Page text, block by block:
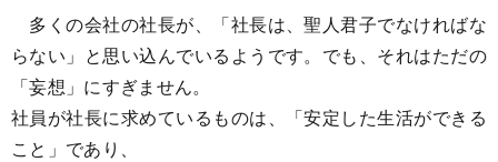
多くの会社の社長が、「社長は、聖人君子でなければな
らない」と思い込んでいるようです。でも、それはただの
「妄想」にすぎません。
社員が社長に求めているものは、「安定した生活ができる
こと」であり、